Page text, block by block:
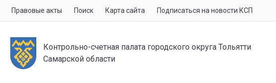
Правовые акты Поиск Карта сайта Подписаться на новости КСП
Контрольно-счетная палата городского округа Тольятти
Самарской области